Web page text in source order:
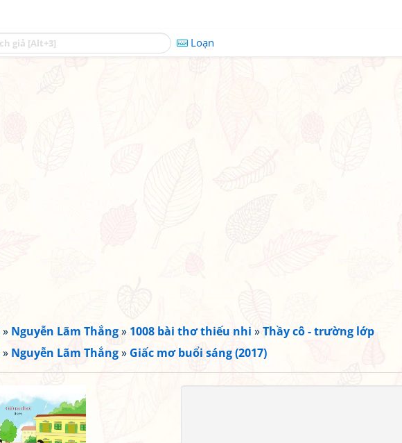
Loạn
» Nguyễn Lãm Thắng» 1008 bài thơ thiếu nhi »Thầy cô - trường lớp
» Nguyễn Lãm Thắng» Giấc mơ buổi sáng (2017)